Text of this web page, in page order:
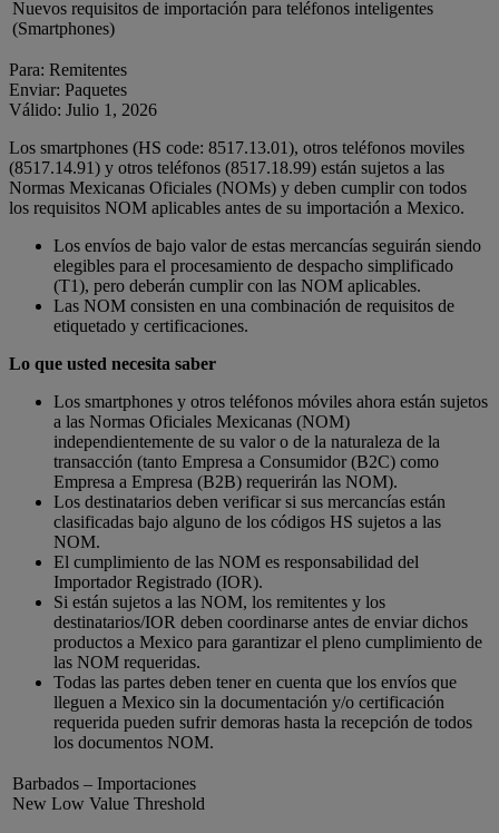
Nuevos requisitos de importación para teléfonos inteligentes
(Smartphones)
Para: Remitentes
Enviar: Paquetes
Válido: Julio 1, 2026
Los smartphones (HS code: 8517.13.01), otros teléfonos moviles
(8517.14.91) y otros teléfonos (8517.18.99) están sujetos a las
Normas Mexicanas Oficiales (NOMs) y deben cumplir con todos
los requisitos NOM aplicables antes de su importación a Mexico.
Los envíos de bajo valor de estas mercancías seguirán siendo
elegibles para el procesamiento de despacho simplificado
(T1), pero deberán cumplir con las NOM aplicables.
Las NOM consisten en una combinación de requisitos de
etiquetado y certificaciones.
Lo que usted necesita saber
Los smartphones y otros teléfonos móviles ahora están sujetos
a las Normas Oficiales Mexicanas (NOM)
independientemente de su valor o de la naturaleza de la
transacción (tanto Empresa a Consumidor (B2C) como
Empresa a Empresa (B2B) requerirán las NOM).
Los destinatarios deben verificar si sus mercancías están
clasificadas bajo alguno de los códigos HS sujetos a las
NOM.
El cumplimiento de las NOM es responsabilidad del
Importador Registrado (IOR).
Si están sujetos a las NOM, los remitentes y los
destinatarios/IOR deben coordinarse antes de enviar dichos
productos a Mexico para garantizar el pleno cumplimiento de
las NOM requeridas.
Todas las partes deben tener en cuenta que los envíos que
lleguen a Mexico sin la documentación y/o certificación
requerida pueden sufrir demoras hasta la recepción de todos
los documentos NOM.
Barbados – Importaciones
New Low Value Threshold